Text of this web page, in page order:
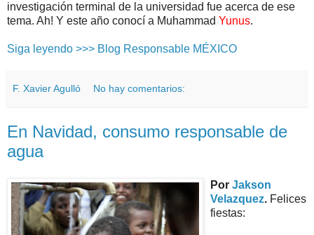
investigación terminal de la universidad fue acerca de ese
tema. Ah! Y este año conocí a Muhammad Yunus.
Siga leyendo >>> Blog Responsable MÉXICO
F. Xavier Agulló No hay comentarios:
En Navidad, consumo responsable de
agua
Por Jakson
Velazquez. Felices
fiestas: